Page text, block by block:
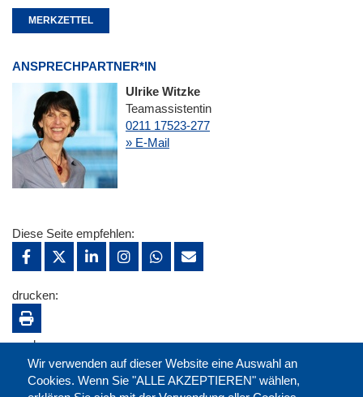
MERKZETTEL
ANSPRECHPARTNER*IN
Ulrike Witzke
Teamassistentin
0211 17523-277
» E-Mail
Wir verwenden auf dieser Website eine Auswahl an
Cookies. Wenn Sie "ALLE AKZEPTIEREN" wählen,
Diese Seite empfehlen:
drucken:
merken: